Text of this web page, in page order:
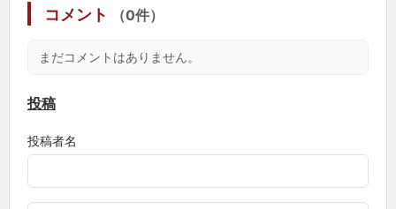
エ」や「ファイナルファンタジー」などの、日本で
た。
コメント （0件）
まだコメントはありません。
投稿
投稿者名